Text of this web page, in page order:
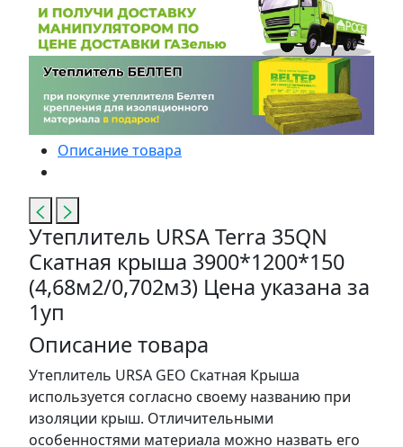
Описание товара
Утеплитель URSA Terra 35QN
Скатная крыша 3900*1200*150
(4,68м2/0,702м3) Цена указана за
1уп
Описание товара
Утеплитель URSA GEO Скатная Крыша
используется согласно своему названию при
изоляции крыш. Отличительными
особенностями материала можно назвать его